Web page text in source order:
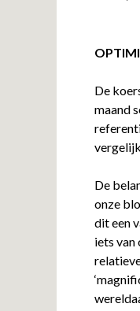
De
maand
De
onze
dit een
iets van